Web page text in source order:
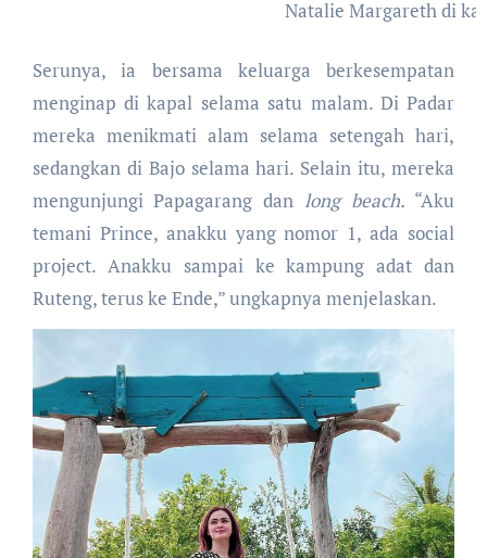
Natalie Margareth di
Serunya, ia bersama keluarga berkesempatan
menginap di kapal selama satu malam. Di Padar
mereka menikmati alam selama setengah hari,
sedangkan di Bajo selama hari. Selain itu, mereka
mengunjungi Papagarang dan long beach. “Aku
temani Prince, anakku yang nomor 1, ada social
project. Anakku sampai ke kampung adat dan
Ruteng, terus ke Ende,” ungkapnya menjelaskan.